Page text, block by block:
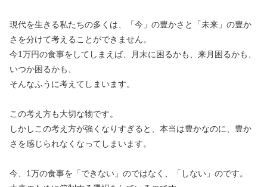
現代を生きる私たちの多くは、「今」の豊かさと「未来」の豊か
さを分けて考えることができません。
今1万円の食事をしてしまえば、月末に困るかも、来月困るかも、
いつか困るかも、
そんなふうに考えてしまいます。
この考え方も大切な物です。
しかしこの考え方が強くなりすぎると、本当は豊かなのに、豊か
さを感じられなくなってしまいます。
今、1万の食事を「できない」のではなく、「しない」のです。